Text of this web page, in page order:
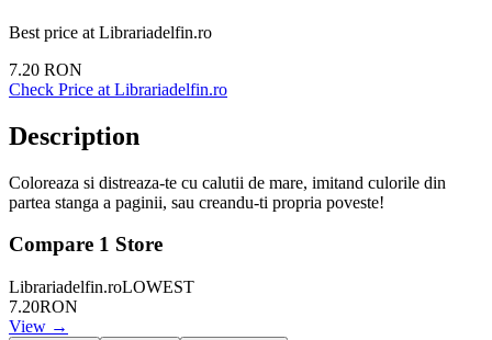
Best price at Librariadelfin.ro
7.20 RON
Check Price at Librariadelfin.ro
Description
Coloreaza si distreaza-te cu calutii de mare, imitand culorile din
partea stanga a paginii, sau creandu-ti propria poveste!
Compare 1 Store
Librariadelfin.roLOWEST
7.20RON
View →